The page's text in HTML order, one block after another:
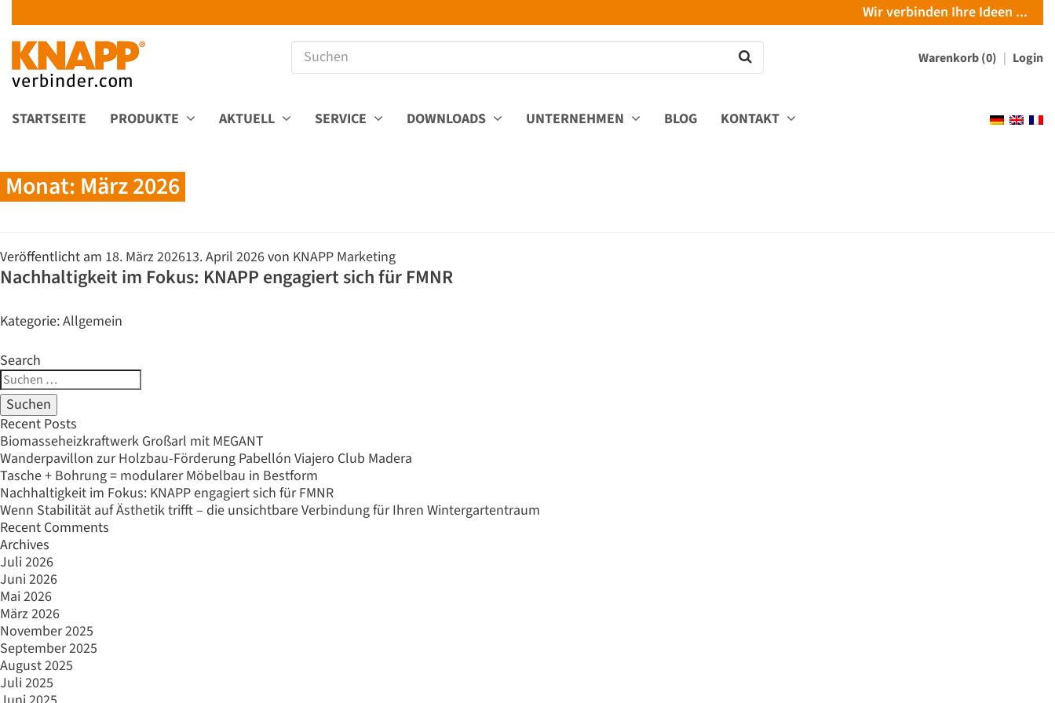
Wir verbinden Ihre Ideen ...
Warenkorb (0) Login
STARTSEITE PRODUKTE AKTUELL SERVICE DOWNLOADS UNTERNEHMEN BLOG KONTAKT
Monat: März 2026
Veröffentlicht am 18. März 202613. April 2026von KNAPP Marketing
Nachhaltigkeit im Fokus: KNAPP engagiert sich für FMNR
Kategorie:Allgemein
Search
Suche
nach:
Recent Posts
Biomasseheizkraftwerk Großarl mit MEGANT
Wanderpavillon zur Holzbau-Förderung Pabellón Viajero Club Madera
Tasche + Bohrung = modularer Möbelbau in Bestform
Nachhaltigkeit im Fokus: KNAPP engagiert sich für FMNR
Wenn Stabilität auf Ästhetik trifft – die unsichtbare Verbindung für Ihren Wintergartentraum
Recent Comments
Archives
Juli 2026
Juni 2026
Mai 2026
März 2026
November 2025
September 2025
August 2025
Juli 2025